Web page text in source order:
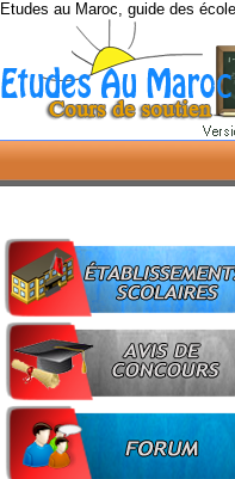
Etudes au Maroc, guide des